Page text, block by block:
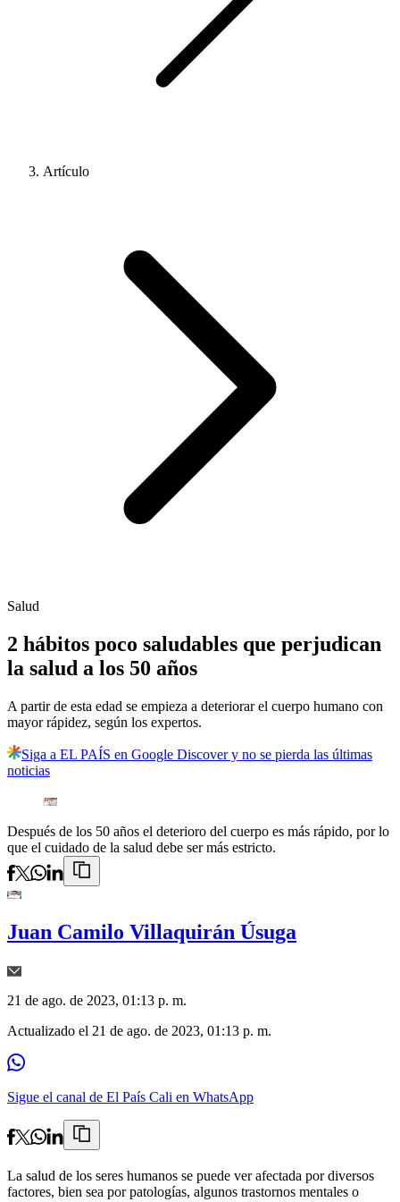
Artículo
Salud
2 hábitos poco saludables que perjudican
la salud a los 50 años
A partir de esta edad se empieza a deteriorar el cuerpo humano con
mayor rápidez, según los expertos.
Siga a EL PAÍS en Google Discover y no se pierda las últimas
noticias
Después de los 50 años el deterioro del cuerpo es más rápido, por lo
que el cuidado de la salud debe ser más estricto.
Juan Camilo Villaquirán Úsuga
21 de ago. de 2023, 01:13 p. m.
Actualizado el 21 de ago. de 2023, 01:13 p. m.
Sigue el canal de El País Cali en WhatsApp
La salud de los seres humanos se puede ver afectada por diversos
factores, bien sea por patologías, algunos trastornos mentales o